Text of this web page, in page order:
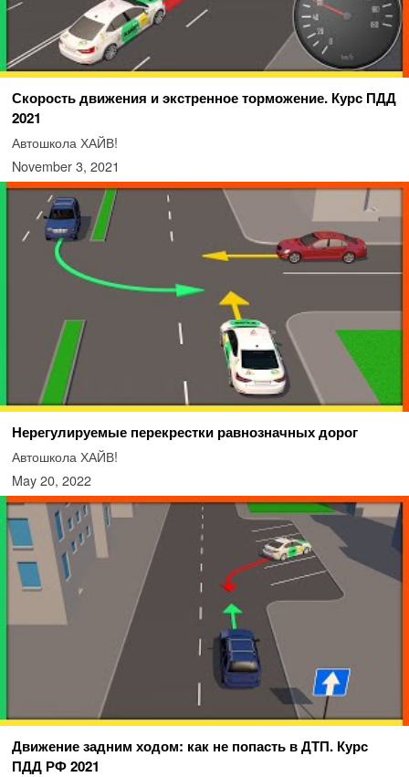
Скорость движения и экстренное торможение. Курс ПДД
2021
Автошкола ХАЙВ!
November 3, 2021
Нерегулируемые перекрестки равнозначных дорог
Автошкола ХАЙВ!
May 20, 2022
Движение задним ходом: как не попасть в ДТП. Курс
ПДД РФ 2021